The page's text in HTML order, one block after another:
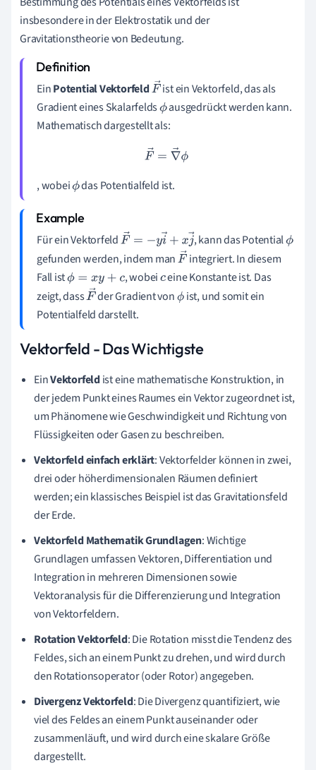
insbesondere in der Elektrostatik und der
Gravitationstheorie von Bedeutung.
EinPotential VektorfeldF
→
ist ein Vektorfeld, das als
Gradient eines Skalarfeldsϕausgedrückt werden kann.
Mathematisch dargestellt als:
F→=∇→ϕ
, wobeiϕdas Potentialfeld ist.
Für ein VektorfeldF→ =− yi→+x j→ , kann das Potentialϕ
gefunden werden, indem manF
→
integriert. In diesem
Fall istϕ=xy +c , wobeiceine Konstante ist. Das
zeigt, dassF
→
der Gradient vonϕist, und somit ein
Potentialfeld darstellt.
Vektorfeld - Das Wichtigste
EinVektorfeldist eine mathematische Konstruktion, in
der jedem Punkt eines Raumes ein Vektor zugeordnet ist,
um Phänomene wie Geschwindigkeit und Richtung von
Flüssigkeiten oder Gasen zu beschreiben.
Vektorfeld einfach erklärt: Vektorfelder können in zwei,
drei oder höherdimensionalen Räumen definiert
werden; ein klassisches Beispiel ist das Gravitationsfeld
der Erde.
Vektorfeld Mathematik Grundlagen: Wichtige
Grundlagen umfassen Vektoren, Differentiation und
Integration in mehreren Dimensionen sowie
Vektoranalysis für die Differenzierung und Integration
von Vektorfeldern.
Rotation Vektorfeld: Die Rotation misst die Tendenz des
Feldes, sich an einem Punkt zu drehen, und wird durch
den Rotationsoperator (oder Rotor) angegeben.
Divergenz Vektorfeld: Die Divergenz quantifiziert, wie
viel des Feldes an einem Punkt auseinander oder
zusammenläuft, und wird durch eine skalare Größe
dargestellt.